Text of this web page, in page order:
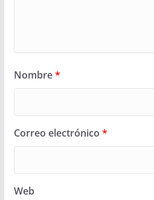
Nombre*
Correo electrónico *
Web